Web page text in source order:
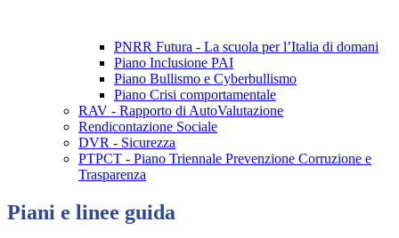
PNRR Futura - La scuola per l’Italia di domani
Piano Inclusione PAI
Piano Bullismo e Cyberbullismo
Piano Crisi comportamentale
RAV - Rapporto di AutoValutazione
Rendicontazione Sociale
DVR - Sicurezza
PTPCT - Piano Triennale Prevenzione Corruzione e
Trasparenza
Piani e linee guida